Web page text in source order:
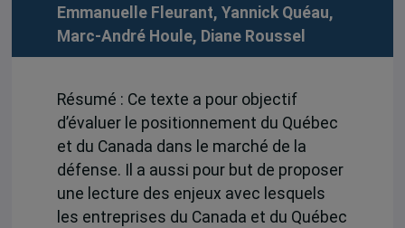
Emmanuelle Fleurant, Yannick Quéau,
Marc-André Houle, Diane Roussel
Résumé : Ce texte a pour objectif
d’évaluer le positionnement du Québec
et du Canada dans le marché de la
défense. Il a aussi pour but de proposer
une lecture des enjeux avec lesquels
les entreprises du Canada et du Québec